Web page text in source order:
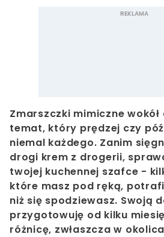
Zmarszczki mimiczne
temat, który prędzej czy
niemal każdego. Zanim
drogi krem z drogerii,
twojej kuchennej szafce -
które masz pod ręką,
niż się spodziewasz. Swoją
przygotowuję od kilku
różnicę, zwłaszcza w